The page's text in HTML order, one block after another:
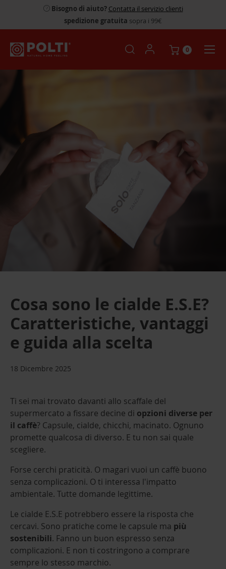
Bisogno di aiuto? Contatta il servizio clienti
spedizione gratuita sopra i 99€
0
Cosa sono le cialde E.S.E?
Caratteristiche, vantaggi
e guida alla scelta
18 Dicembre 2025
Ti sei mai trovato davanti allo scaffale del
supermercato a fissare decine di opzioni diverse per
il caffè? Capsule, cialde, chicchi, macinato. Ognuno
promette qualcosa di diverso. E tu non sai quale
scegliere.
Forse cerchi praticità. O magari vuoi un caffè buono
senza complicazioni. O ti interessa l'impatto
ambientale. Tutte domande legittime.
Le cialde E.S.E potrebbero essere la risposta che
cercavi. Sono pratiche come le capsule ma più
sostenibili. Fanno un buon espresso senza
complicazioni. E non ti costringono a comprare
sempre lo stesso marchio.